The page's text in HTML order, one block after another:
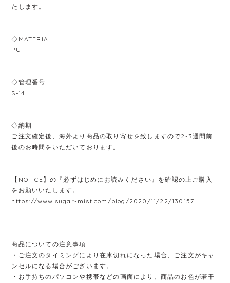
たします。
◇MATERIAL
PU
◇管理番号
S-14
◇納期
ご注文確定後、海外より商品の取り寄せを致しますので2-3週間前
後のお時間をいただいております。
【NOTICE】の『必ずはじめにお読みください』を確認の上ご購入
をお願いいたします。
https://www.sugar-mist.com/blog/2020/11/22/130157
商品についての注意事項
・ご注文のタイミングにより在庫切れになった場合、ご注文がキャ
ンセルになる場合がございます。
・お手持ちのパソコンや携帯などの画面により、商品のお色が若干